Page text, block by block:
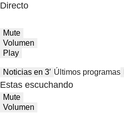
Directo
Mute
Volumen
Play
Noticias en 3′ Últimos programas
Estas escuchando
Mute
Volumen